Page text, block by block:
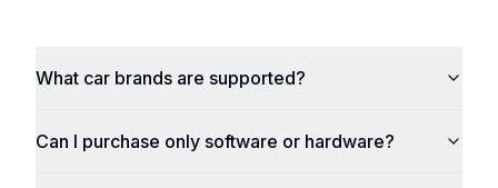
What car brands are supported?
Can I purchase only software or hardware?